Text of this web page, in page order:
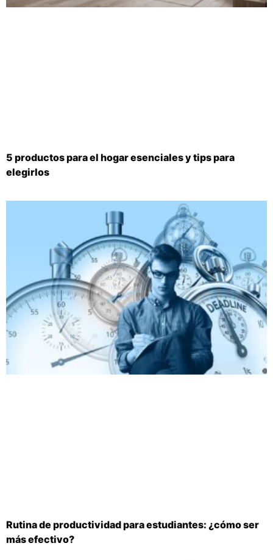
5 productos para el hogar esenciales y tips para
elegirlos
Rutina de productividad para estudiantes: ¿cómo ser
más efectivo?